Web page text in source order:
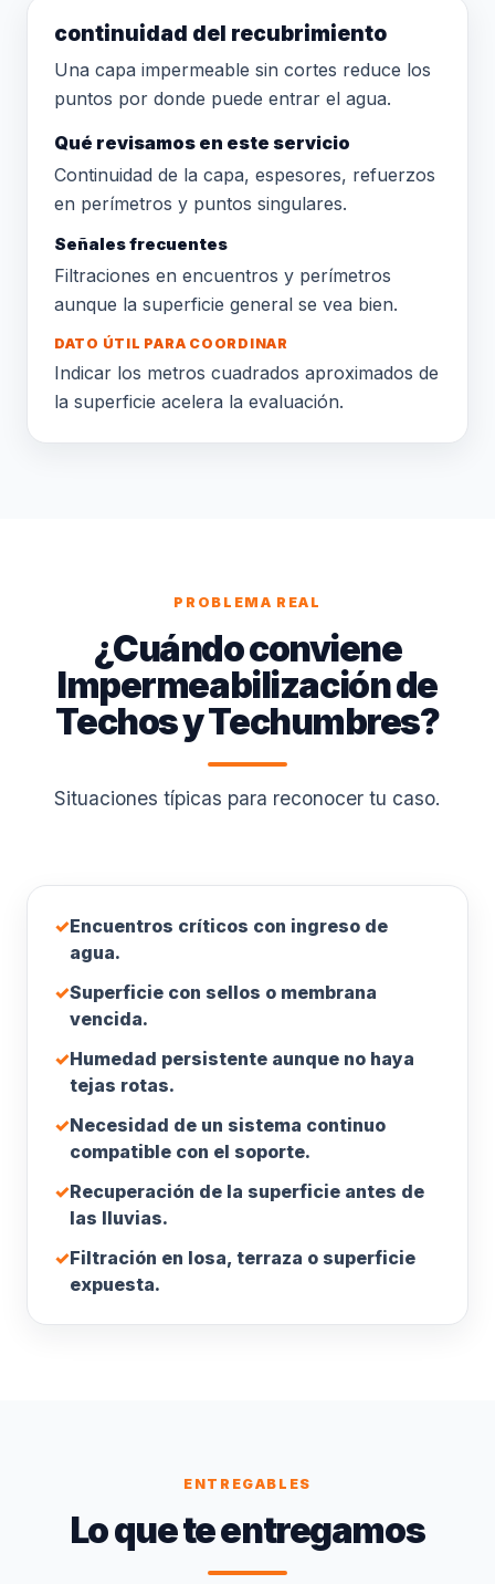
continuidad del recubrimiento
Una capa impermeable sin cortes reduce los
puntos por donde puede entrar el agua.
Qué revisamos en este servicio
Continuidad de la capa, espesores, refuerzos
en perímetros y puntos singulares.
Señales frecuentes
Filtraciones en encuentros y perímetros
aunque la superficie general se vea bien.
DATO ÚTIL PARA COORDINAR
Indicar los metros cuadrados aproximados de
la superficie acelera la evaluación.
PROBLEMA REAL
¿Cuándo conviene
Impermeabilización de
Techos y Techumbres?
Situaciones típicas para reconocer tu caso.
✓Encuentros críticos con ingreso de
agua.
✓Superficie con sellos o membrana
vencida.
✓Humedad persistente aunque no haya
tejas rotas.
✓Necesidad de un sistema continuo
compatible con el soporte.
✓Recuperación de la superficie antes de
las lluvias.
✓Filtración en losa, terraza o superficie
expuesta.
ENTREGABLES
Lo que te entregamos